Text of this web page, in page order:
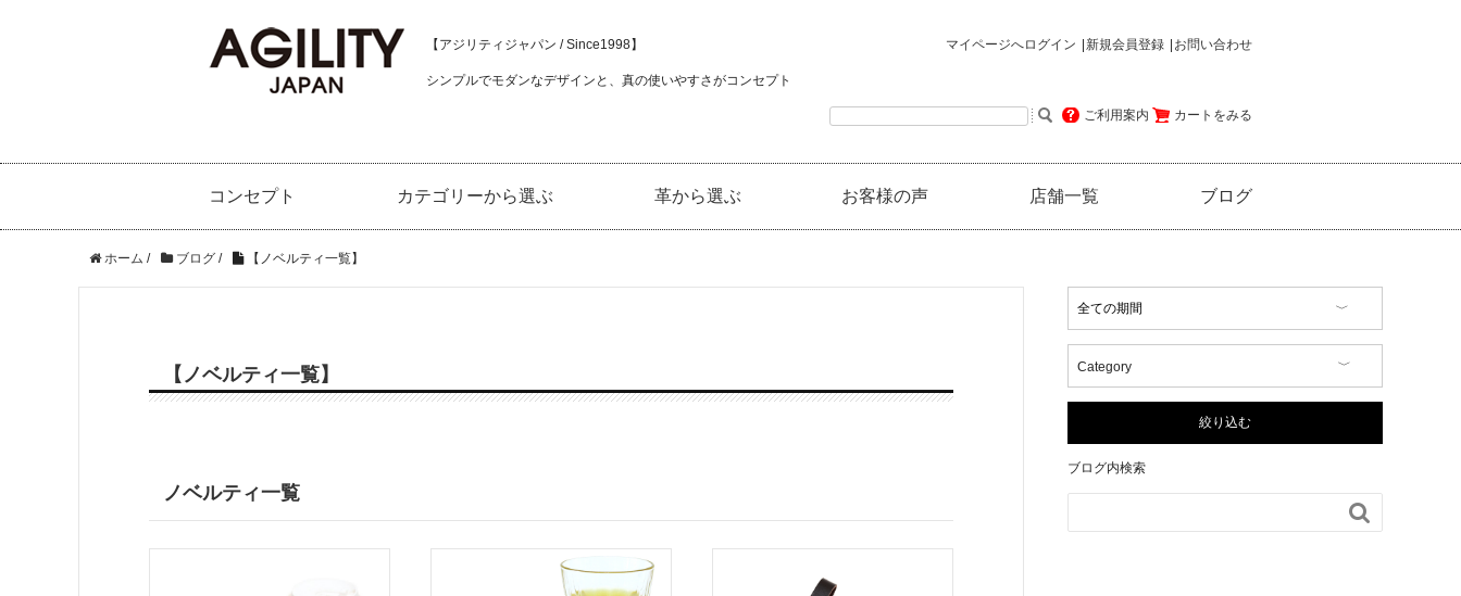
【アジリティジャパン / Since1998】
シンプルでモダンなデザインと、真の使いやすさがコンセプト
マイページへログイン 新規会員登録 お問い合わせ
ご利用案内 カートをみる
コンセプト カテゴリーから選ぶ 革から選ぶ お客様の声 店舗一覧 ブログ
ホーム / ブログ / 【ノベルティ一覧】
【ノベルティ一覧】
ノベルティ一覧
Category
【商品情報】
AGILITY Affa(アジリテ
ィ アファ)
絞り込む
ブログ内検索
